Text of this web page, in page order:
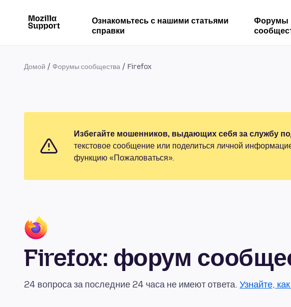
Ознакомьтесь с нашими статьями
справки
Форумы
Домой Форумы сообщества Firefox
Избегайте мошенников, выдающих себя за службу
текстовое сообщение или поделиться личной
функцию «Пожаловаться».
Firefox: форум
24 вопроса за последние 24 часа не имеют ответа. Узнайте,